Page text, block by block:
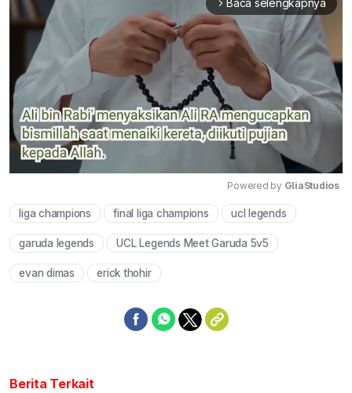
arrow_forward_ios Baca selengkapnya
Mute
Powered by GliaStudios
liga champions final liga champions ucl legends
garuda legends UCL Legends Meet Garuda 5v5
evan dimas erick thohir
Berita Terkait